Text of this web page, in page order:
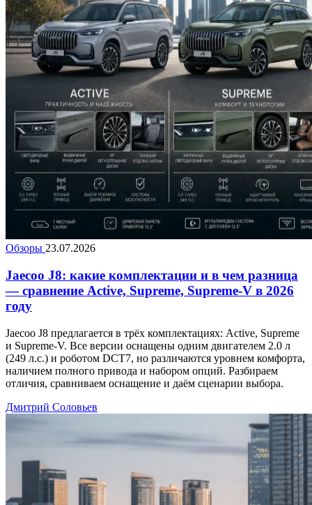
Обзоры 23.07.2026
Jaecoo J8: какие комплектации и в чем разница
— сравнение Active, Supreme, Supreme-V в 2026
году
Jaecoo J8 предлагается в трёх комплектациях: Active, Supreme
и Supreme-V. Все версии оснащены одним двигателем 2.0 л
(249 л.с.) и роботом DCT7, но различаются уровнем комфорта,
наличием полного привода и набором опций. Разбираем
отличия, сравниваем оснащение и даём сценарии выбора.
Дмитрий Соловьев